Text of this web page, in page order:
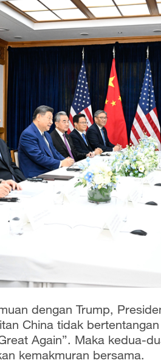
dengan Trump,
China tidak
Again”. Maka kedua-
kemakmuran bersama.